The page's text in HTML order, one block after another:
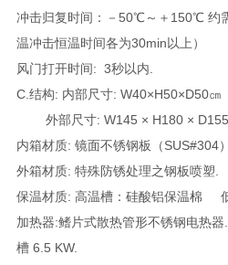
冲击归复时间：－50℃～＋150℃ 约
温冲击恒温时间各为30min以上）
风门打开时间: 3秒以内.
C.结构: 内部尺寸: W40×H50×D50㎝
外部尺寸: W145 × H180 ×
内箱材质: 镜面不锈钢板（SUS#304）
外箱材质: 特殊防锈处理之钢板喷塑.
保温材质: 高温槽：硅酸铝保温棉
加热器:鳍片式散热管形不锈钢电热
槽 6.5 KW.